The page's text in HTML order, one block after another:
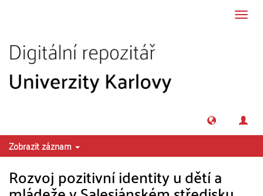
Zobrazit záznam
Rozvoj pozitivní identity u dětí a